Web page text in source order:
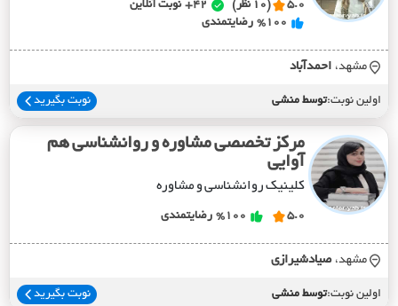
5.0 (10 نظر) 42+
نوبت آنلاین
%100 رضایتمندی
مشهد، احمدآباد
اولین نوبت:توسط منشی نوبت بگیرید
مرکز تخصصی مشاوره و روانشناسی هم
آوایی
کلینیک روانشناسی و مشاوره
5.0
%100 رضایتمندی
مشهد، صيادشيرازي
اولین نوبت:توسط منشی نوبت بگیرید